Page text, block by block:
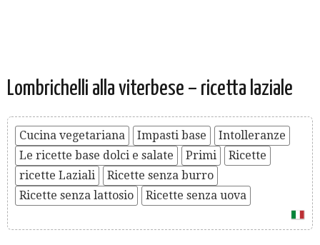
Lombrichelli alla viterbese – ricetta laziale
Cucina vegetariana Impasti base
Intolleranze
Le ricette base dolci e salate
Primi
Ricette
ricette Laziali
Ricette senza burro
Ricette senza lattosio
Ricette senza uova